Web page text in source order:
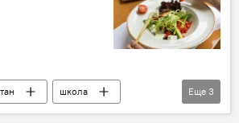
школа
здоровье семья
Еще 3